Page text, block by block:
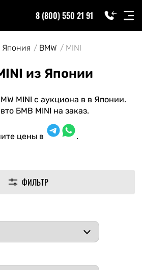
8 (800) 550 21 91
BMW MINI
из Японии
MINI с аукциона в в Японии.
БМВ MINI на заказ.
цены в .
ФИЛЬТР